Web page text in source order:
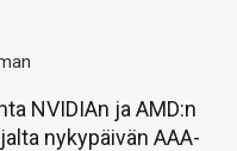
NVIDIAn ja AMD:n
nykypäivän AAA-